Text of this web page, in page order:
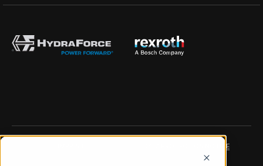
DATA PROTECTION NOTICE